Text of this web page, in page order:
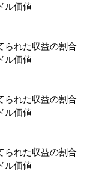
ル価値
られた収益の割合
ル価値
られた収益の割合
ル価値
られた収益の割合
ル価値